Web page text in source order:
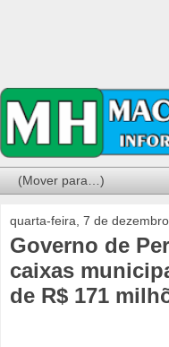
quarta-feira, 7 de
Governo de
caixas
de R$ 171